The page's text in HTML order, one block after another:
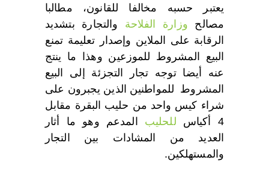
يعتبر حسبه مخالفا للقانون، مطالبا
مصالح وزارة الفلاحة والتجارة بتشديد
الرقابة على الملاين وإصدار تعليمة تمنع
البيع المشروط للموزعين وهذا ما ينتج
عنه أيضا توجه تجار التجزئة إلى البيع
المشروط للمواطنين الذين يجبرون على
شراء كيس واحد من حليب البقرة مقابل
4 أكياس
للحليب المدعم وهو ما أثار
العديد من المشادات بين التجار
والمستهلكين.